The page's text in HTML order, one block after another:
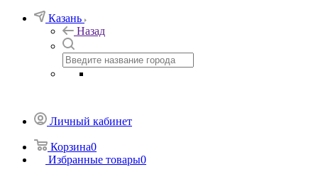
Казань
Назад
Личный кабинет
Корзина0
Избранные товары0